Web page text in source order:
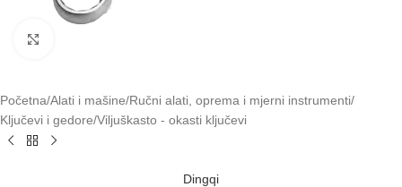
Početna/Alati i mašine/Ručni alati, oprema i mjerni instrumenti/
Ključevi i gedore/Viljuškasto - okasti ključevi
Dingqi